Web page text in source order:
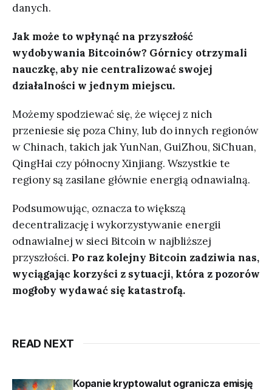
danych.
Jak może to wpłynąć na przyszłość
wydobywania Bitcoinów? Górnicy otrzymali
nauczkę, aby nie centralizować swojej
działalności w jednym miejscu.
Możemy spodziewać się, że więcej z nich
przeniesie się poza Chiny, lub do innych regionów
w Chinach, takich jak YunNan, GuiZhou, SiChuan,
QingHai czy północny Xinjiang. Wszystkie te
regiony są zasilane głównie energią odnawialną.
Podsumowując, oznacza to większą
decentralizację i wykorzystywanie energii
odnawialnej w sieci Bitcoin w najbliższej
przyszłości. Po raz kolejny Bitcoin zadziwia nas,
wyciągając korzyści z sytuacji, która z pozorów
mogłoby wydawać się katastrofą.
READ NEXT
Kopanie kryptowalut ogranicza emisję